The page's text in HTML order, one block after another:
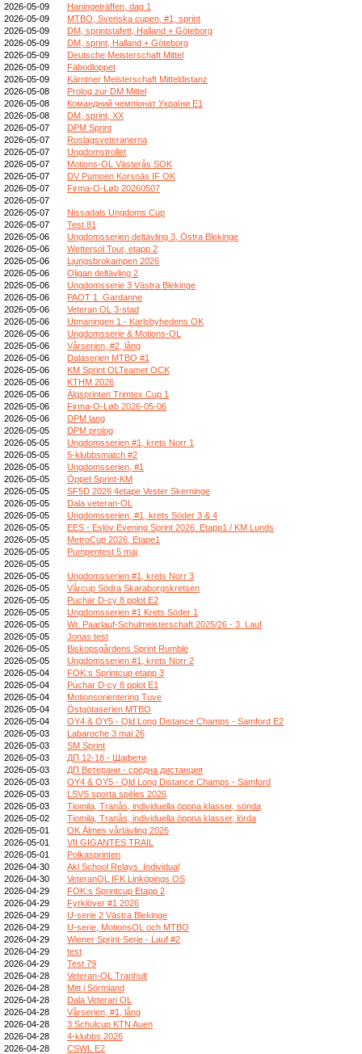
2026-05-09
Haningeträffen, dag 1
2026-05-09
MTBO, Svenska cupen, #1, sprint
2026-05-09
DM, sprintstafett, Halland + Göteborg
2026-05-09
DM, sprint, Halland + Göteborg
2026-05-09
Deutsche Meisterschaft Mittel
2026-05-09
Fäbodloppet
2026-05-09
Kärntner Meisterschaft Mitteldistanz
2026-05-08
Prolog zur DM Mittel
2026-05-08
Командний чемпіонат України E1
2026-05-08
DM, sprint, XX
2026-05-07
DPM Sprint
2026-05-07
Roslagsveteranerna
2026-05-07
Ungdomstrollet
2026-05-07
Motions-OL Västerås SOK
2026-05-07
DV Pumoen Korsnäs IF OK
2026-05-07
Firma-O-Løb 20260507
2026-05-07
2026-05-07
Nissadals Ungdoms Cup
2026-05-07
Test 81
2026-05-06
Ungdomsserien deltävling 3, Östra Blekinge
2026-05-06
Wettersol Tour, etapp 2
2026-05-06
Ljungsbrokampen 2026
2026-05-06
Oligan deltävling 2
2026-05-06
Ungdomsserie 3 Västra Blekinge
2026-05-06
PAOT 1_Gardanne
2026-05-06
Veteran OL 3-stad
2026-05-06
Utmaningen 1 - Karlsbyhedens OK
2026-05-06
Ungdomsserie & Motions-OL
2026-05-06
Vårserien, #2, lång
2026-05-06
Dalaserien MTBO #1
2026-05-06
KM Sprint OLTeamet OCK
2026-05-06
KTHM 2026
2026-05-06
Älgsprinten Trimtex Cup 1
2026-05-06
Firma-O-Løb 2026-05-06
2026-05-06
DPM lang
2026-05-05
DPM prolog
2026-05-05
Ungdomsserien #1, krets Norr 1
2026-05-05
5-klubbsmatch #2
2026-05-05
Ungdomsserien, #1
2026-05-05
Öppet Sprint-KM
2026-05-05
SF5D 2026 4etape Vester Skerninge
2026-05-05
Dala veteran-OL
2026-05-05
Ungdomsserien, #1, krets Söder 3 & 4
2026-05-05
EES - Eslöv Evening Sprint 2026. Etapp1 / KM Lunds
2026-05-05
MetroCup 2026, Etape1
2026-05-05
Pumpentest 5 maj
2026-05-05
2026-05-05
Ungdomsserien #1, krets Norr 3
2026-05-05
Vårcup Södra Skaraborgskretsen
2026-05-05
Puchar D-cy 8 pplot E2
2026-05-05
Ungdomsserien #1 Krets Söder 1
2026-05-05
Wr. Paarlauf-Schulmeisterschaft 2025/26 - 3. Lauf
2026-05-05
Jonas test
2026-05-05
Biskopsgårdens Sprint Rumble
2026-05-05
Ungdomsserien #1, krets Norr 2
2026-05-04
FOK:s Sprintcup etapp 3
2026-05-04
Puchar D-cy 8 pplot E1
2026-05-04
Motionsorientering Tuve
2026-05-04
Östgötaserien MTBO
2026-05-04
OY4 & OY5 - Qld Long Distance Champs - Samford E2
2026-05-03
Labaroche 3 mai 26
2026-05-03
SM Sprint
2026-05-03
ДП 12-18 - Щафети
2026-05-03
ДП Ветерани - средна дистанция
2026-05-03
OY4 & OY5 - Qld Long Distance Champs - Samford
2026-05-03
LSVS sporta spēles 2026
2026-05-03
Tiomila, Tranås, individuella öppna klasser, sönda
2026-05-02
Tiomila, Tranås, individuella öppna klasser, lörda
2026-05-01
OK Älmes vårtävling 2026
2026-05-01
VII GIGANTES TRAIL
2026-05-01
Polkasprinten
2026-04-30
Akl School Relays_Individual
2026-04-30
VeteranOL IFK Linköpings OS
2026-04-29
FOK:s Sprintcup Etapp 2
2026-04-29
Fyrklöver #1 2026
2026-04-29
U-serie 2 Västra Blekinge
2026-04-29
U-serie, MotionsOL och MTBO
2026-04-29
Wiener Sprint-Serie - Lauf #2
2026-04-29
test
2026-04-29
Test 79
2026-04-28
Veteran-OL Tranhult
2026-04-28
Mitt i Sörmland
2026-04-28
Dala Veteran OL
2026-04-28
Vårserien, #1, lång
2026-04-28
3.Schulcup KTN Auen
2026-04-28
4-klubbs 2026
2026-04-28
CSWL E2